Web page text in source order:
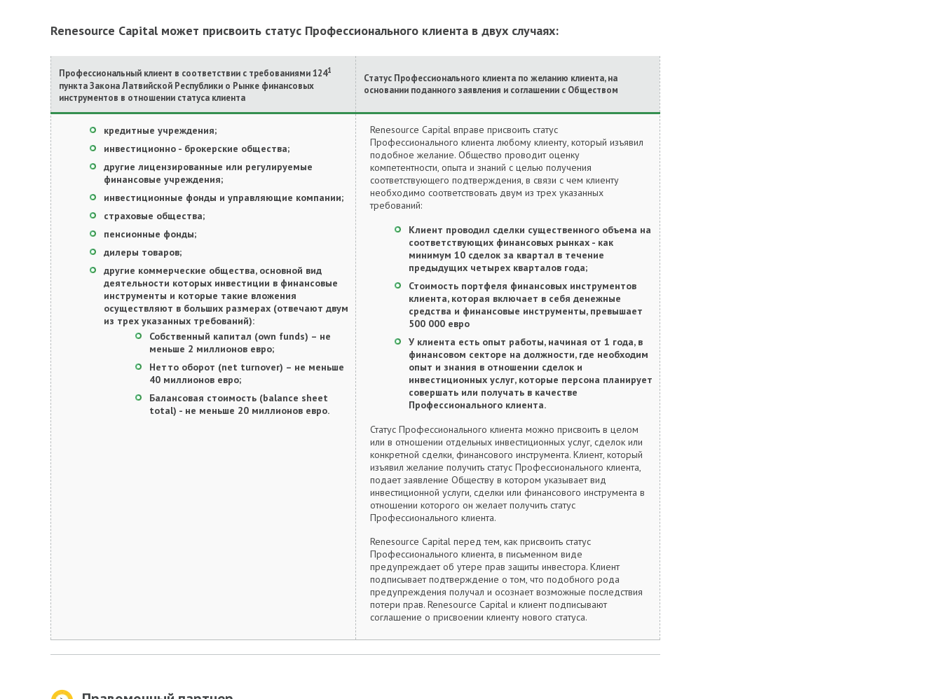
Renesource Capital может присвоить статус Профессионального клиента в двух случаях:
Профессиональный клиент в соответствии с требованиями 1241
пункта Закона Латвийской Республики о Рынке финансовых
инструментов в отношении статуса клиента
Статус Профессионального клиента по желанию клиента, на
основании поданного заявления и соглашении с Обществом
кредитные учреждения;
инвестиционно - брокерские общества;
другие лицензированные или регулируемые
финансовые учреждения;
инвестиционные фонды и управляющие компании;
страховые общества;
пенсионные фонды;
дилеры товаров;
другие коммерческие общества, основной вид
деятельности которых инвестиции в финансовые
инструменты и которые такие вложения
осуществляют в больших размерах (отвечают двум
из трех указанных требований):
Собственный капитал (own funds) – не
меньше 2 миллионов евро;
Нетто оборот (net turnover) – не меньше
40 миллионов евро;
Балансовая стоимость (balance sheet
total) - не меньше 20 миллионов евро.
Renesource Capital вправе присвоить статус
Профессионального клиента любому клиенту, который изъявил
подобное желание. Общество проводит оценку
компетентности, опыта и знаний с целью получения
соответствующего подтверждения, в связи с чем клиенту
необходимо соответствовать двум из трех указанных
требований:
Клиент проводил сделки существенного объема на
соответствующих финансовых рынках - как
минимум 10 сделок за квартал в течение
предыдущих четырех кварталов года;
Стоимость портфеля финансовых инструментов
клиента, которая включает в себя денежные
средства и финансовые инструменты, превышает
500 000 евро
У клиента есть опыт работы, начиная от 1 года, в
финансовом секторе на должности, где необходим
опыт и знания в отношении сделок и
инвестиционных услуг, которые персона планирует
совершать или получать в качестве
Профессионального клиента.
Статус Профессионального клиента можно присвоить в целом
или в отношении отдельных инвестиционных услуг, сделок или
конкретной сделки, финансового инструмента. Клиент, который
изъявил желание получить статус Профессионального клиента,
подает заявление Обществу в котором указывает вид
инвестиционной услуги, сделки или финансового инструмента в
отношении которого он желает получить статус
Профессионального клиента.
Renesource Capital перед тем, как присвоить статус
Профессионального клиента, в письменном виде
предупреждает об утере прав защиты инвестора. Клиент
подписывает подтверждение о том, что подобного рода
предупреждения получал и осознает возможные последствия
потери прав. Renesource Capital и клиент подписывают
соглашение о присвоении клиенту нового статуса.